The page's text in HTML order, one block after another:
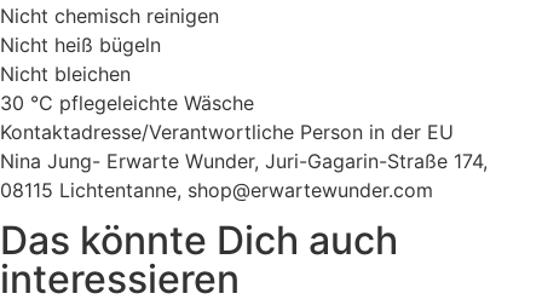
Nicht chemisch reinigen
Nicht heiß bügeln
Nicht bleichen
30 °C pflegeleichte Wäsche
Kontaktadresse/Verantwortliche Person in der EU
Nina Jung- Erwarte Wunder, Juri-Gagarin-Straße 174,
08115 Lichtentanne, shop@erwartewunder.com
Das könnte Dich auch
interessieren